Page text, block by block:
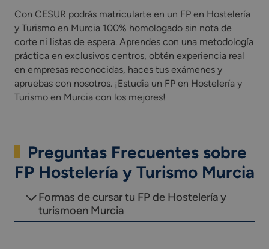
Con CESUR podrás matricularte en un FP en Hostelería
y Turismo en Murcia 100% homologado sin nota de
corte ni listas de espera. Aprendes con una metodología
práctica en exclusivos centros, obtén experiencia real
en empresas reconocidas, haces tus exámenes y
apruebas con nosotros. ¡Estudia un FP en Hostelería y
Turismo en Murcia con los mejores!
Preguntas Frecuentes sobre
FP Hostelería y Turismo Murcia
Formas de cursar tu FP de Hostelería y
turismoen Murcia